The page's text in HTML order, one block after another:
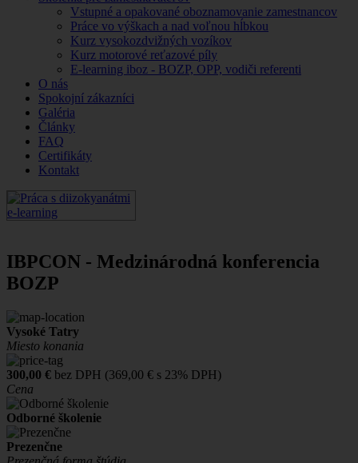
Vstupné a opakované oboznamovanie zamestnancov
Práce vo výškach a nad voľnou hĺbkou
Kurz vysokozdvižných vozíkov
Kurz motorové reťazové píly
E-learning iboz - BOZP, OPP, vodiči referenti
O nás
Spokojní zákazníci
Galéria
Články
FAQ
Certifikáty
Kontakt
IBPCON - Medzinárodná konferencia
BOZP
Vysoké Tatry
Miesto konania
300,00 € bez DPH (369,00 € s 23% DPH)
Cena
Odborné školenie
Prezenčne